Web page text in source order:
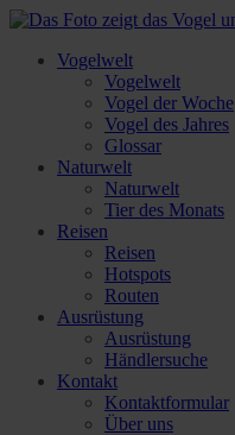
Vogelwelt
Vogelwelt
Vogel der Woche
Vogel des Jahres
Glossar
Naturwelt
Naturwelt
Tier des Monats
Reisen
Reisen
Hotspots
Routen
Ausrüstung
Ausrüstung
Händlersuche
Kontakt
Kontaktformular
Über uns